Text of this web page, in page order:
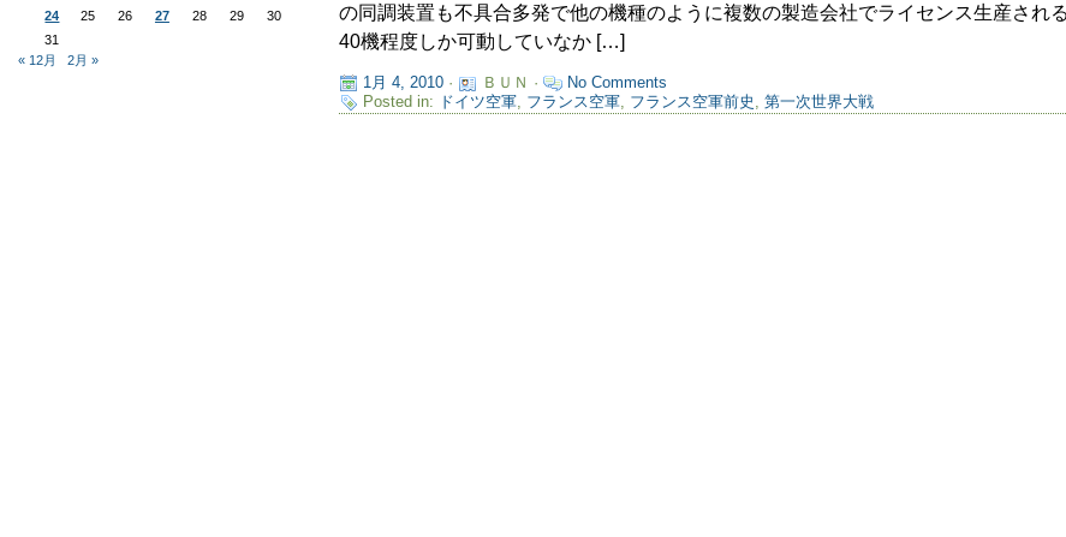
の同調装置も不具合多発で他の機種のように複数の製造会社でライセンス生産され
40機程度しか可動していなか […]
1月 4, 2010 · ＢＵＮ ·
No Comments
Posted in: ドイツ空軍, フランス空軍, フランス空軍前史 ,第一次世界大戦
24
25 26 27 28 29
30
31
« 12月
2月 »